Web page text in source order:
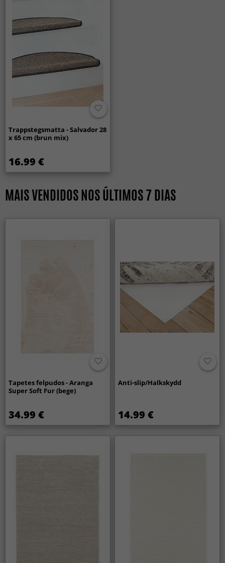
Trappstegsmatta - Salvador 28
x 65 cm (brun mix)
16.99 €
MAIS VENDIDOS NOS ÚLTIMOS 7 DIAS
Tapetes felpudos - Aranga
Super Soft Fur (bege)
34.99 €
Anti-slip/Halkskydd
14.99 €